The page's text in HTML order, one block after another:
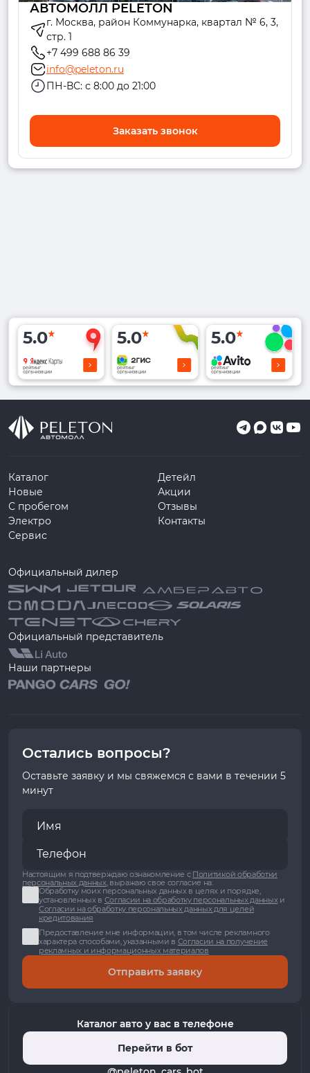
АВТОМОЛЛ PELETON
г. Москва, район Коммунарка, квартал № 6, 3,
стр. 1
+7 499 688 86 39
info@peleton.ru
ПН-ВС: с 8:00 до 21:00
Заказать звонок
5.0
рейтинг
организации
5.0
рейтинг
организации
5.0
рейтинг
организации
Каталог
Новые
С пробегом
Электро
Сервис
Детейл
Акции
Отзывы
Контакты
Официальный дилер
Официальный представитель
Наши партнеры
Остались вопросы?
Оставьте заявку и мы свяжемся с вами в течении 5
минут
Настоящим я подтверждаю ознакомление с Политикой обработки
персональных данных, выражаю свое согласие на:
Обработку моих персональных данных в целях и порядке,
установленных в Согласии на обработку персональных данныхи
Согласии на обработку персональных данных для целей
кредитования
Предоставление мне информации, в том числе рекламного
характера способами, указанными в Согласии на получение
рекламных и информационных материалов
Отправить заявку
Каталог авто у вас в телефоне
Перейти в бот